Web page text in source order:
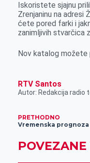
Iskoristete sjajnu
Zrenjaninu na adresi
ćete pored farki i
zanimljivih stvarčica
Nov katalog
RTV Santos
Autor: Redakcija radio
PRETHODNO
Vremenska prognoza
POVEZANE